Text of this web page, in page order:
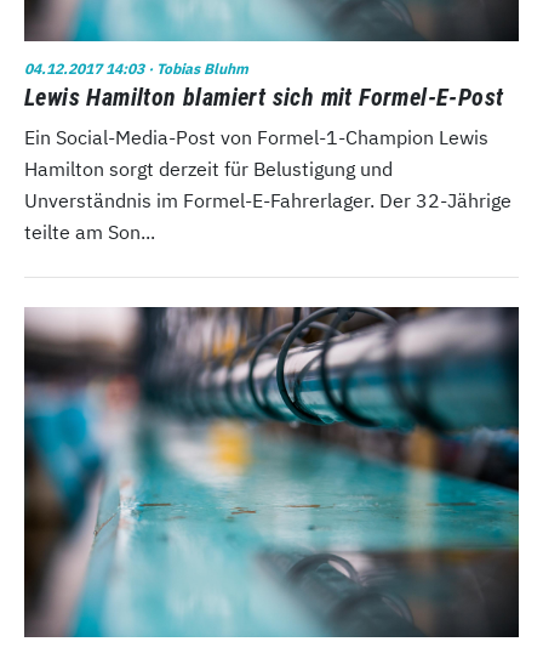
04.12.2017 14:03· Tobias Bluhm
Lewis Hamilton blamiert sich mit Formel-E-Post
Ein Social-Media-Post von Formel-1-Champion Lewis
Hamilton sorgt derzeit für Belustigung und
Unverständnis im Formel-E-Fahrerlager. Der 32-Jährige
teilte am Son...